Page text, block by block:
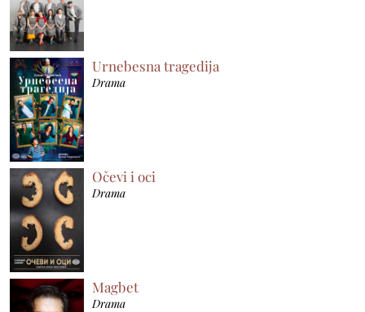
Urnebesna tragedija
Drama
Očevi i oci
Drama
Magbet
Drama